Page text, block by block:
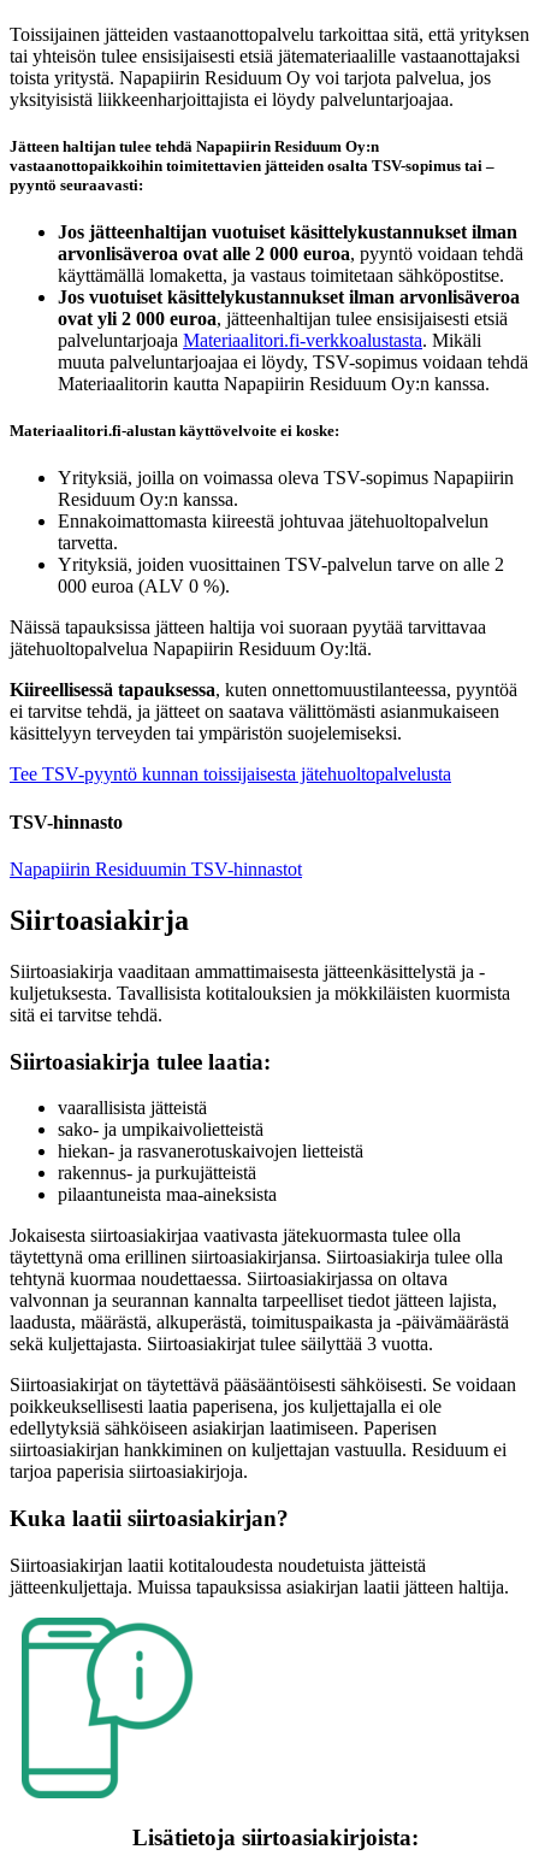
Toissijainen jätteiden vastaanottopalvelu tarkoittaa sitä, että yrityksen
tai yhteisön tulee ensisijaisesti etsiä jätemateriaalille vastaanottajaksi
toista yritystä. Napapiirin Residuum Oy voi tarjota palvelua, jos
yksityisistä liikkeenharjoittajista ei löydy palveluntarjoajaa.
Jätteen haltijan tulee tehdä Napapiirin Residuum Oy:n
vastaanottopaikkoihin toimitettavien jätteiden osalta TSV-sopimus tai –
pyyntö seuraavasti:
Jos jätteenhaltijan vuotuiset käsittelykustannukset ilman
arvonlisäveroa ovat alle 2 000 euroa, pyyntö voidaan tehdä
käyttämällä lomaketta, ja vastaus toimitetaan sähköpostitse.
Jos vuotuiset käsittelykustannukset ilman arvonlisäveroa
ovat yli 2 000 euroa, jätteenhaltijan tulee ensisijaisesti etsiä
palveluntarjoaja Materiaalitori.fi-verkkoalustasta. Mikäli
muuta palveluntarjoajaa ei löydy, TSV-sopimus voidaan tehdä
Materiaalitorin kautta Napapiirin Residuum Oy:n kanssa.
Materiaalitori.fi-alustan käyttövelvoite ei koske:
Yrityksiä, joilla on voimassa oleva TSV-sopimus Napapiirin
Residuum Oy:n kanssa.
Ennakoimattomasta kiireestä johtuvaa jätehuoltopalvelun
tarvetta.
Yrityksiä, joiden vuosittainen TSV-palvelun tarve on alle 2
000 euroa (ALV 0 %).
Näissä tapauksissa jätteen haltija voi suoraan pyytää tarvittavaa
jätehuoltopalvelua Napapiirin Residuum Oy:ltä.
Kiireellisessä tapauksessa, kuten onnettomuustilanteessa, pyyntöä
ei tarvitse tehdä, ja jätteet on saatava välittömästi asianmukaiseen
käsittelyyn terveyden tai ympäristön suojelemiseksi.
Tee TSV-pyyntö kunnan toissijaisesta jätehuoltopalvelusta
TSV-hinnasto
Napapiirin Residuumin TSV-hinnastot
Siirtoasiakirja
Siirtoasiakirja vaaditaan ammattimaisesta jätteenkäsittelystä ja -
kuljetuksesta. Tavallisista kotitalouksien ja mökkiläisten kuormista
sitä ei tarvitse tehdä.
Siirtoasiakirja tulee laatia:
vaarallisista jätteistä
sako- ja umpikaivolietteistä
hiekan- ja rasvanerotuskaivojen lietteistä
rakennus- ja purkujätteistä
pilaantuneista maa-aineksista
Jokaisesta siirtoasiakirjaa vaativasta jätekuormasta tulee olla
täytettynä oma erillinen siirtoasiakirjansa. Siirtoasiakirja tulee olla
tehtynä kuormaa noudettaessa. Siirtoasiakirjassa on oltava
valvonnan ja seurannan kannalta tarpeelliset tiedot jätteen lajista,
laadusta, määrästä, alkuperästä, toimituspaikasta ja -päivämäärästä
sekä kuljettajasta. Siirtoasiakirjat tulee säilyttää 3 vuotta.
Siirtoasiakirjat on täytettävä pääsääntöisesti sähköisesti. Se voidaan
poikkeuksellisesti laatia paperisena, jos kuljettajalla ei ole
edellytyksiä sähköiseen asiakirjan laatimiseen. Paperisen
siirtoasiakirjan hankkiminen on kuljettajan vastuulla. Residuum ei
tarjoa paperisia siirtoasiakirjoja.
Kuka laatii siirtoasiakirjan?
Siirtoasiakirjan laatii kotitaloudesta noudetuista jätteistä
jätteenkuljettaja. Muissa tapauksissa asiakirjan laatii jätteen haltija.
Lisätietoja siirtoasiakirjoista: